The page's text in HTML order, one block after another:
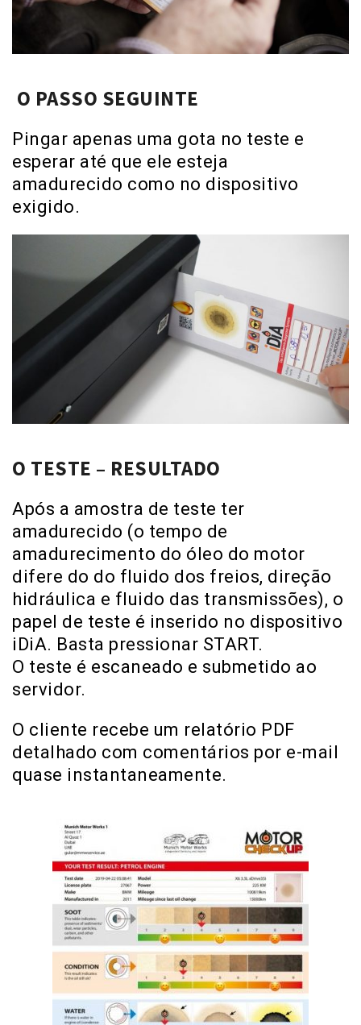
O PASSO SEGUINTE
Pingar apenas uma gota no teste e
esperar até que ele esteja
amadurecido como no dispositivo
exigido.
O TESTE – RESULTADO
Após a amostra de teste ter
amadurecido (o tempo de
amadurecimento do óleo do motor
difere do do fluido dos freios, direção
hidráulica e fluido das transmissões), o
papel de teste é inserido no dispositivo
iDiA. Basta pressionar START.
O teste é escaneado e submetido ao
servidor.
O cliente recebe um relatório PDF
detalhado com comentários por e-mail
quase instantaneamente.